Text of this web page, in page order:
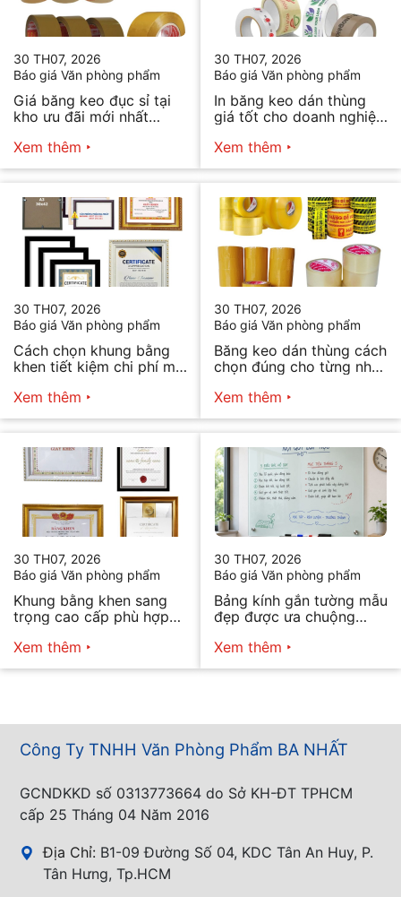
30 TH07, 2026
Báo giá Văn phòng phẩm
Giá băng keo đục sỉ tại
kho ưu đãi mới nhất
Xem thêm
30 TH07, 2026
Báo giá Văn phòng phẩm
In băng keo dán thùng
giá tốt cho doanh nghiệp
Xem thêm
30 TH07, 2026
Báo giá Văn phòng phẩm
Cách chọn khung bằng
khen tiết kiệm chi phí mà
Xem thêm
30 TH07, 2026
Báo giá Văn phòng phẩm
Băng keo dán thùng cách
chọn đúng cho từng nhu
Xem thêm
30 TH07, 2026
Báo giá Văn phòng phẩm
Khung bằng khen sang
trọng cao cấp phù hợp
Xem thêm
30 TH07, 2026
Báo giá Văn phòng phẩm
Bảng kính gắn tường mẫu
đẹp được ưa chuộng
Xem thêm
Công Ty TNHH Văn Phòng Phẩm BA NHẤT
GCNDKKD số 0313773664 do Sở KH-ĐT TPHCM
cấp 25 Tháng 04 Năm 2016
Địa Chỉ: B1-09 Đường Số 04, KDC Tân An Huy, P.
Tân Hưng, Tp.HCM